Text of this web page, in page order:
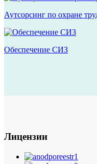
Аутсорсинг по охране
Обеспечение СИЗ
Лицензии